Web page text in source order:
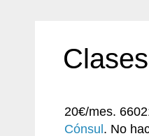
20€/mes.
Cónsul . No